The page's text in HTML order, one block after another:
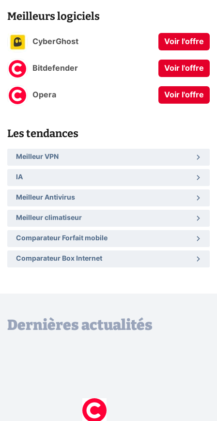
Meilleurs logiciels
CyberGhost Voir l'offre
Bitdefender Voir l'offre
Opera Voir l'offre
Les tendances
Meilleur VPN
IA
Meilleur Antivirus
Meilleur climatiseur
Comparateur Forfait mobile
Comparateur Box Internet
Dernières actualités